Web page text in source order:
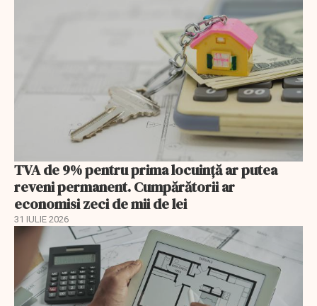
TVA de 9% pentru prima locuință ar putea
reveni permanent. Cumpărătorii ar
economisi zeci de mii de lei
31 IULIE 2026